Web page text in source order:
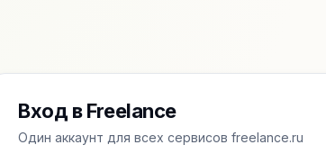
Вход в Freelance
Один аккаунт для всех сервисов freelance.ru